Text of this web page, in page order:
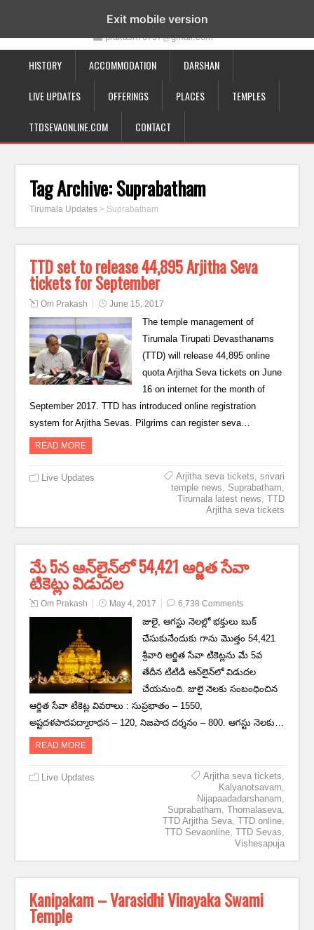
19-12-332, Bairagipatteda, Tirupati - 517501
prakash70707@gmail.com
HISTORY ACCOMMODATION DARSHAN
LIVE UPDATES OFFERINGS PLACES TEMPLES
TTDSEVAONLINE.COM CONTACT
Tag Archive:Suprabatham
Tirumala Updates > Suprabatham
TTD set to release 44,895 Arjitha Seva
tickets for September
Om Prakash June 15, 2017
The temple management of
Tirumala Tirupati Devasthanams
(TTD) will release 44,895 online
quota Arjitha Seva tickets on June
16 on internet for the month of
September 2017. TTD has introduced online registration
system for Arjitha Sevas. Pilgrims can register seva…
READ MORE
Live Updates Arjitha seva tickets, srivari
temple news, Suprabatham,
Tirumala latest news, TTD
Arjitha seva tickets
మే 5న ఆన్‌లైన్‌లో 54,421 ఆర్జిత సేవా
టికెట్లు విడుదల
Om Prakash May 4, 2017 6,738 Comments
జులై, ఆగస్టు నెలల్లో భక్తులు బుక్‌
చేసుకునేందుకు గాను మొత్తం 54,421
శ్రీవారి ఆర్జిత సేవా టికెట్లను మే 5వ
తేదీన టిటిడి ఆన్‌లైన్‌లో విడుదల
చేయనుంది. జులై నెలకు సంబంధించిన
ఆర్జిత సేవా టికెట్ల వివరాలు : సుప్రభాతం – 1550,
అష్టదళపాదపద్మారాధన – 120, నిజపాద దర్శనం – 800. ఆగస్టు నెలకు…
READ MORE
Live Updates Arjitha seva tickets,
Kalyanotsavam,
Nijapaadadarshanam,
Suprabatham, Thomalaseva,
TTD Arjitha Seva, TTD online,
TTD Sevaonline, TTD Sevas,
Vishesapuja
Kanipakam – Varasidhi Vinayaka Swami
Temple
Exit mobile version